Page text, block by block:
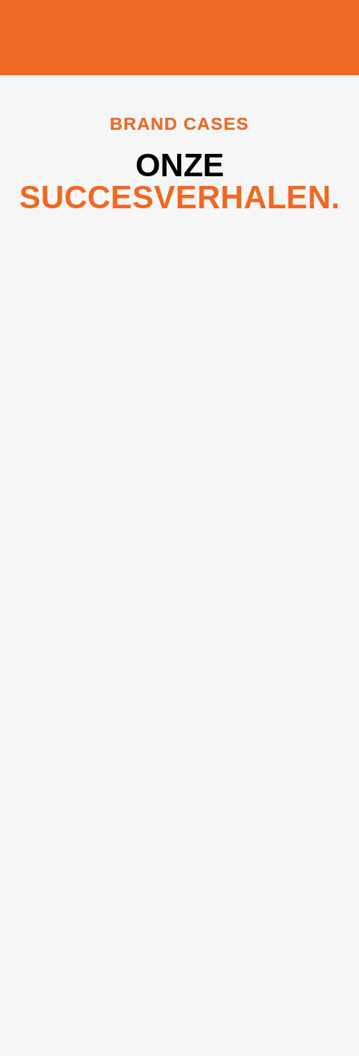
BRAND CASES
ONZE
SUCCESVERHALEN.